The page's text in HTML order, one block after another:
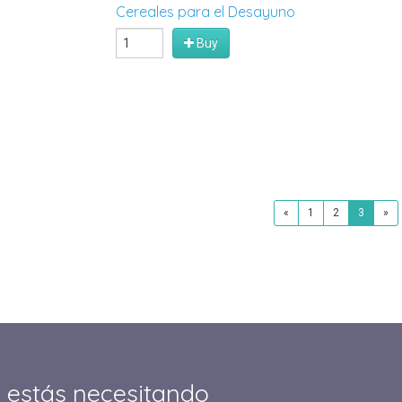
Cereales para el Desayuno
Buy
« 1 2 3 »
necesitando